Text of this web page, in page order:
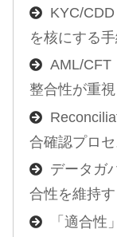
KYC/
を核にする手
AML/CFT
整合性が重視
合確認プロセ
データガ
合性を維持
「適合性